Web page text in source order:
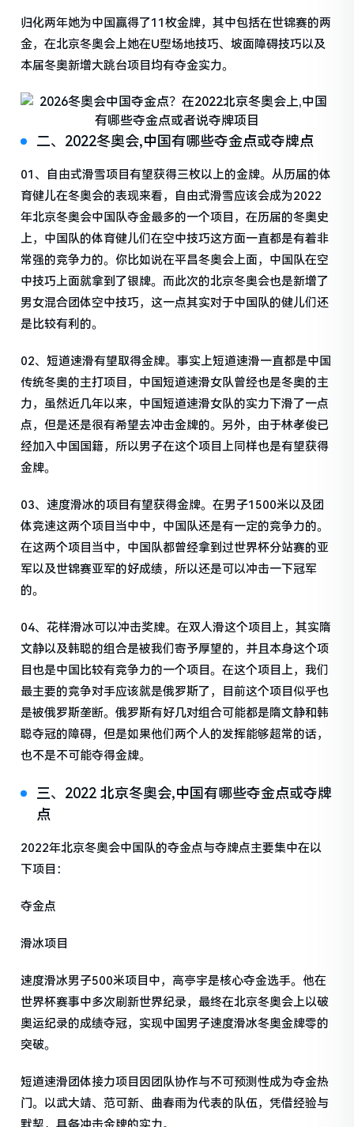
归化两年她为中国赢得了11枚金牌，其中包括在世锦赛的两
金，在北京冬奥会上她在U型场地技巧、坡面障碍技巧以及
本届冬奥新增大跳台项目均有夺金实力。
二、2022冬奥会,中国有哪些夺金点或夺牌点
01、自由式滑雪项目有望获得三枚以上的金牌。从历届的体
育健儿在冬奥会的表现来看，自由式滑雪应该会成为2022
年北京冬奥会中国队夺金最多的一个项目，在历届的冬奥史
上，中国队的体育健儿们在空中技巧这方面一直都是有着非
常强的竞争力的。你比如说在平昌冬奥会上面，中国队在空
中技巧上面就拿到了银牌。而此次的北京冬奥会也是新增了
男女混合团体空中技巧，这一点其实对于中国队的健儿们还
是比较有利的。
02、短道速滑有望取得金牌。事实上短道速滑一直都是中国
传统冬奥的主打项目，中国短道速滑女队曾经也是冬奥的主
力，虽然近几年以来，中国短道速滑女队的实力下滑了一点
点，但是还是很有希望去冲击金牌的。另外，由于林孝俊已
经加入中国国籍，所以男子在这个项目上同样也是有望获得
金牌。
03、速度滑冰的项目有望获得金牌。在男子1500米以及团
体竞速这两个项目当中中，中国队还是有一定的竞争力的。
在这两个项目当中，中国队都曾经拿到过世界杯分站赛的亚
军以及世锦赛亚军的好成绩，所以还是可以冲击一下冠军
的。
04、花样滑冰可以冲击奖牌。在双人滑这个项目上，其实隋
文静以及韩聪的组合是被我们寄予厚望的，并且本身这个项
目也是中国比较有竞争力的一个项目。在这个项目上，我们
最主要的竞争对手应该就是俄罗斯了，目前这个项目似乎也
是被俄罗斯垄断。俄罗斯有好几对组合可能都是隋文静和韩
聪夺冠的障碍，但是如果他们两个人的发挥能够超常的话，
也不是不可能夺得金牌。
三、2022 北京冬奥会,中国有哪些夺金点或夺牌
点
2022年北京冬奥会中国队的夺金点与夺牌点主要集中在以
下项目：
夺金点
滑冰项目
速度滑冰男子500米项目中，高亭宇是核心夺金选手。他在
世界杯赛事中多次刷新世界纪录，最终在北京冬奥会上以破
奥运纪录的成绩夺冠，实现中国男子速度滑冰冬奥金牌零的
突破。
短道速滑团体接力项目因团队协作与不可预测性成为夺金热
门。以武大靖、范可新、曲春雨为代表的队伍，凭借经验与